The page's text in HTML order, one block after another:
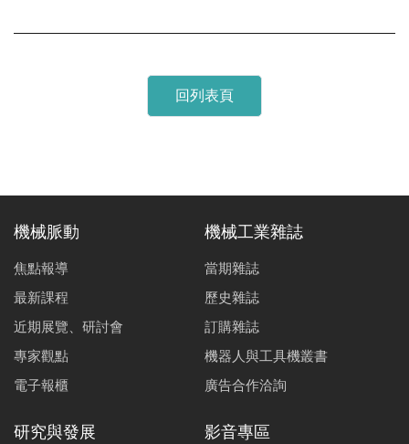
回列表頁
機械脈動
焦點報導
最新課程
近期展覽、研討會
專家觀點
電子報櫃
機械工業雜誌
當期雜誌
歷史雜誌
訂購雜誌
機器人與工具機叢書
廣告合作洽詢
研究與發展 影音專區